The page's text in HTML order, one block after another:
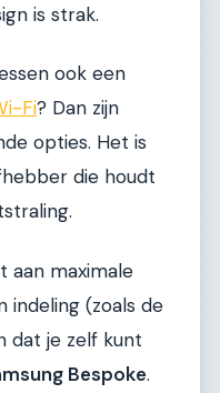
is strak.
ook een
Fi? Dan zijn
opties. Het is
die houdt
aan maximale
indeling (zoals de
dat je zelf kunt
Bespoke.